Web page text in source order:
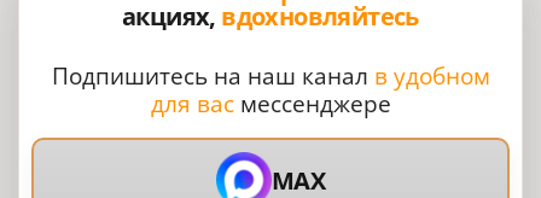
акциях, вдохновляйтесь
Подпишитесь на наш канал в удобном
для васмессенджере
MAX